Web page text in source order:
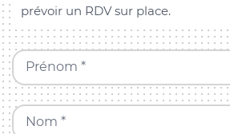
prévoir un RDV sur place.
Prénom *
Nom *